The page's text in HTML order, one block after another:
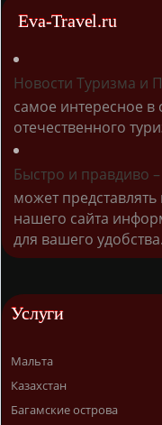
Eva-Travel.ru
Новости Туризма и
самое интересное
отечественного
Быстро и правдиво
может представлять
нашего сайта
для вашего
Услуги
Мальта
Казахстан
Багамские острова